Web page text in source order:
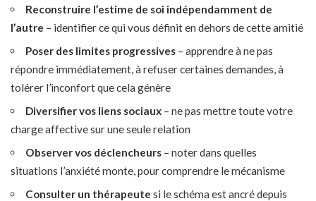
Reconstruire l’estime de soi indépendamment de
l’autre – identifier ce qui vous définit en dehors de cette amitié
Poser des limites progressives – apprendre à ne pas
répondre immédiatement, à refuser certaines demandes, à
tolérer l’inconfort que cela génère
Diversifier vos liens sociaux – ne pas mettre toute votre
charge affective sur une seule relation
Observer vos déclencheurs – noter dans quelles
situations l’anxiété monte, pour comprendre le mécanisme
Consulter un thérapeute si le schéma est ancré depuis